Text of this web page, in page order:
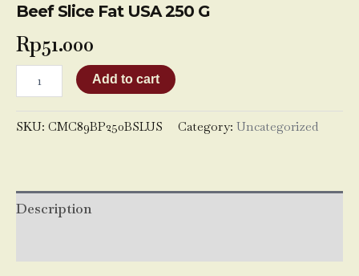
Beef Slice Fat USA 250 G
Rp51.000
Add to cart
SKU: CMC89BP250BSLUS Category: Uncategorized
Description